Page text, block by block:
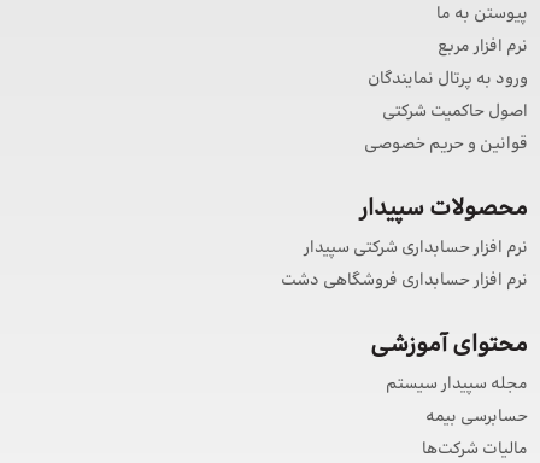
پیوستن به ما
نرم افزار مربع
ورود به پرتال نمایندگان
اصول حاکمیت شرکتی
قوانین و حریم خصوصی
محصولات سپیدار
نرم افزار حسابداری شرکتی سپیدار
نرم افزار حسابداری فروشگاهی دشت
محتوای آموزشی
مجله سپیدار سیستم
حسابرسی بیمه
مالیات شرکت‌ها